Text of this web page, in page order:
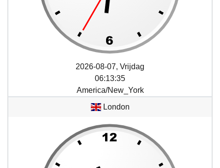
2026-08-07, Vrijdag
06:13:35
America/New_York
London